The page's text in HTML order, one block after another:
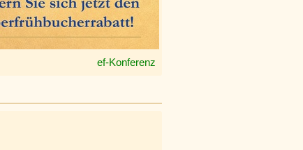
ef-Konferenz